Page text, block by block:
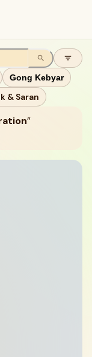
Gong Kebyar
& Saran